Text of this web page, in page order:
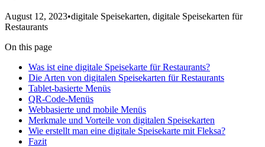
August 12, 2023•digitale Speisekarten, digitale Speisekarten für
Restaurants
On this page
Was ist eine digitale Speisekarte für Restaurants?
Die Arten von digitalen Speisekarten für Restaurants
Tablet-basierte Menüs
QR-Code-Menüs
Webbasierte und mobile Menüs
Merkmale und Vorteile von digitalen Speisekarten
Wie erstellt man eine digitale Speisekarte mit Fleksa?
Fazit